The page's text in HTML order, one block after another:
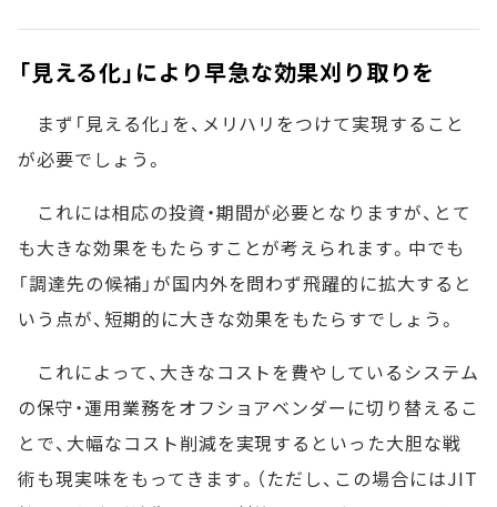
「見える化」により早急な効果刈り取りを
まず「見える化」を、メリハリをつけて実現すること
が必要でしょう。
これには相応の投資・期間が必要となりますが、とて
も大きな効果をもたらすことが考えられます。中でも
「調達先の候補」が国内外を問わず飛躍的に拡大すると
いう点が、短期的に大きな効果をもたらすでしょう。
これによって、大きなコストを費やしているシステム
の保守・運用業務をオフショアベンダーに切り替えるこ
とで、大幅なコスト削減を実現するといった大胆な戦
術も現実味をもってきます。（ただし、この場合にはJIT